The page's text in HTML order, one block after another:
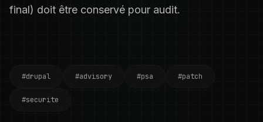
final) doit être conservé pour audit.
#drupal #advisory #psa #patch
#securite